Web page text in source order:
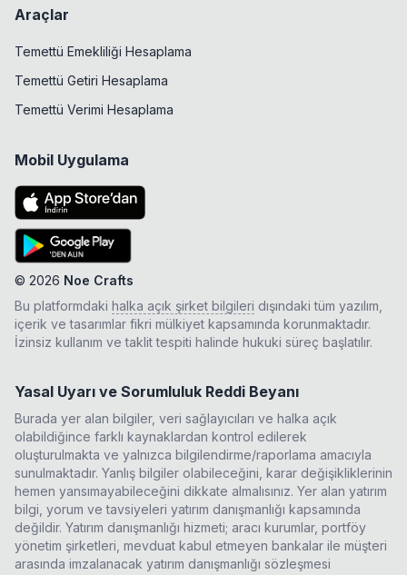
Araçlar
Temettü Emekliliği Hesaplama
Temettü Getiri Hesaplama
Temettü Verimi Hesaplama
Mobil Uygulama
© 2026 Noe Crafts
Bu platformdaki halka açık şirket bilgileri dışındaki tüm yazılım,
içerik ve tasarımlar fikri mülkiyet kapsamında korunmaktadır.
İzinsiz kullanım ve taklit tespiti halinde hukuki süreç başlatılır.
Yasal Uyarı ve Sorumluluk Reddi Beyanı
Burada yer alan bilgiler, veri sağlayıcıları ve halka açık
olabildiğince farklı kaynaklardan kontrol edilerek
oluşturulmakta ve yalnızca bilgilendirme/raporlama amacıyla
sunulmaktadır. Yanlış bilgiler olabileceğini, karar değişikliklerinin
hemen yansımayabileceğini dikkate almalısınız. Yer alan yatırım
bilgi, yorum ve tavsiyeleri yatırım danışmanlığı kapsamında
değildir. Yatırım danışmanlığı hizmeti; aracı kurumlar, portföy
yönetim şirketleri, mevduat kabul etmeyen bankalar ile müşteri
arasında imzalanacak yatırım danışmanlığı sözleşmesi